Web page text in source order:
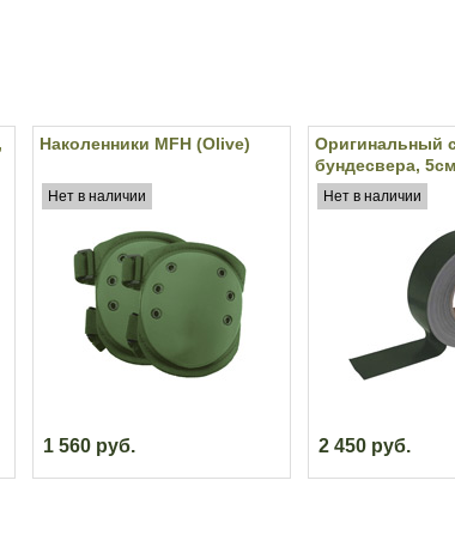
Наколенники MFH (Olive)
Нет в наличии
1 560 руб.
Оригинальный
бундесвера,
(Olive)
Нет в наличии
2 450 руб.